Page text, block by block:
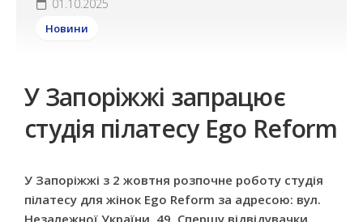
01.10.2025
Новини
У Запоріжжі запрацює
студія пілатесу Ego Reform
У Запоріжжі з 2 жовтня розпочне роботу студія
пілатесу для жінок Ego Reform за адресою: вул.
Незалежної України, 49. Спершу відвідувачки